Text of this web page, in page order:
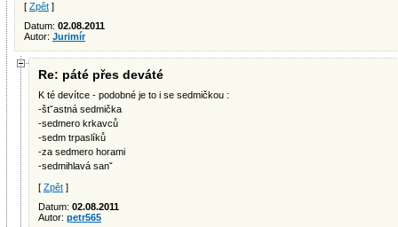
[ Zpět ]
Datum: 02.08.2011
Autor: Jurimír
Re: páté přes deváté
K té devítce - podobné je to i se sedmičkou :
-štˇastná sedmička
-sedmero krkavců
-sedm trpaslíků
-za sedmero horami
-sedmihlavá sanˇ
[ Zpět ]
Datum: 02.08.2011
Autor: petr565